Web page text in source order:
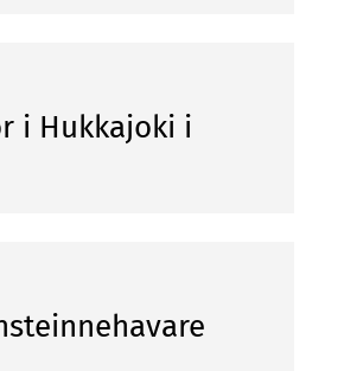
i Hukkajoki i